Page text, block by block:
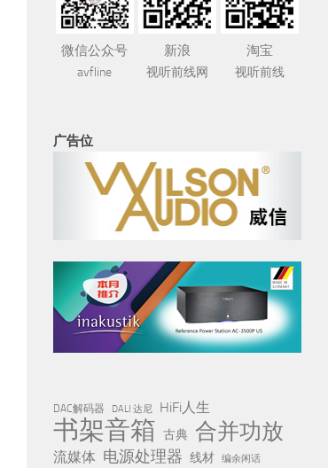
微信公众号
avfline
新浪
视听前线网
淘宝
视听前线
广告位
DAC解码器 DALI 达尼 HiFi人生
书架音箱 古典 合并功放
流媒体 电源处理器 线材 编余闲话